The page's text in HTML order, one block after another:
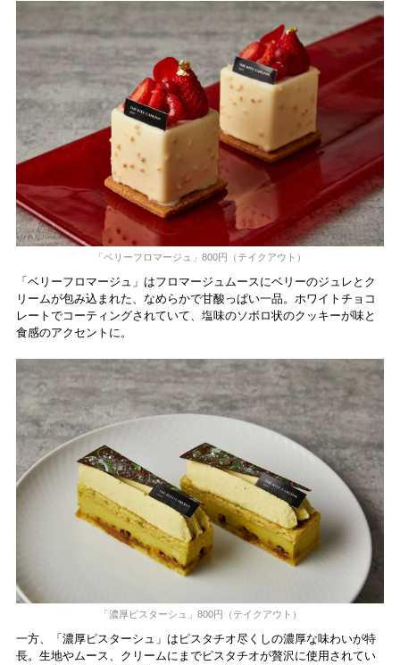
「ベリーフロマージュ」800円（テイクアウト）
「ベリーフロマージュ」はフロマージュムースにベリーのジュレとク
リームが包み込まれた、なめらかで甘酸っぱい一品。ホワイトチョコ
レートでコーティングされていて、塩味のソボロ状のクッキーが味と
食感のアクセントに。
「濃厚ピスターシュ」800円（テイクアウト）
一方、「濃厚ピスターシュ」はピスタチオ尽くしの濃厚な味わいが特
長。生地やムース、クリームにまでピスタチオが贅沢に使用されてい